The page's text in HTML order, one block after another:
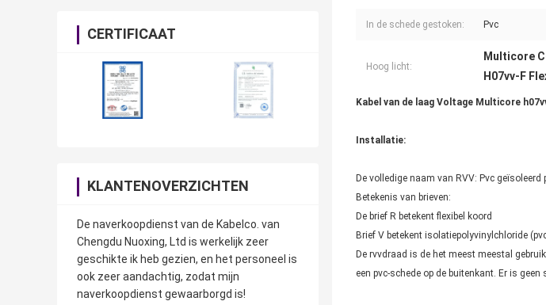
CERTIFICAAT
KLANTENOVERZICHTEN
De naverkoopdienst van de Kabelco. van
Chengdu Nuoxing, Ltd is werkelijk zeer
geschikte ik heb gezien, en het personeel is
ook zeer aandachtig, zodat mijn
naverkoopdienst gewaarborgd is!
In de schede gestoken: Pvc
Hoog licht:
Multicore
H07vv-F
Kabel van de laag Voltage Multicore
Installatie:
De volledige naam van RVV: Pvc geïsoleerd
Betekenis van brieven:
De brief R betekent flexibel koord
Brief V betekent isolatiepolyvinylchloride
De rvvdraad is de het meest meestal
een pvc-schede op de buitenkant. Er is